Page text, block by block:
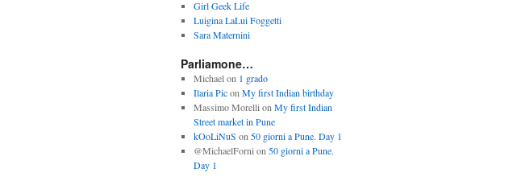
Girl Geek Life
Luigina LaLui Foggetti
Sara Maternini
Parliamone…
Michaelon 1 grado
Ilaria Picon My first Indian birthday
Massimo Morelli on My first Indian
Street market in Pune
kOoLiNuS on 50 giorni a Pune. Day 1
@MichaelForni on 50 giorni a Pune.
Day 1